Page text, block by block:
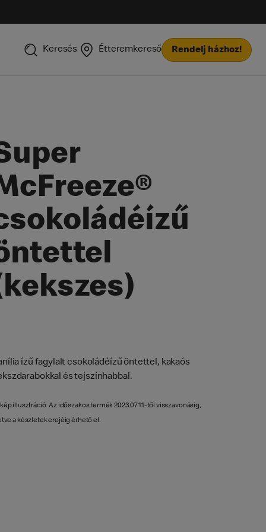
Keresés Étteremkereső Rendelj házhoz!
ízű fagylalt csokoládéízű öntettel, kakaós
és tejszínhabbal.
kép illusztráció. Az időszakos termék 2023.07.11-től visszavonásig,
a készletek erejéig érhető el.